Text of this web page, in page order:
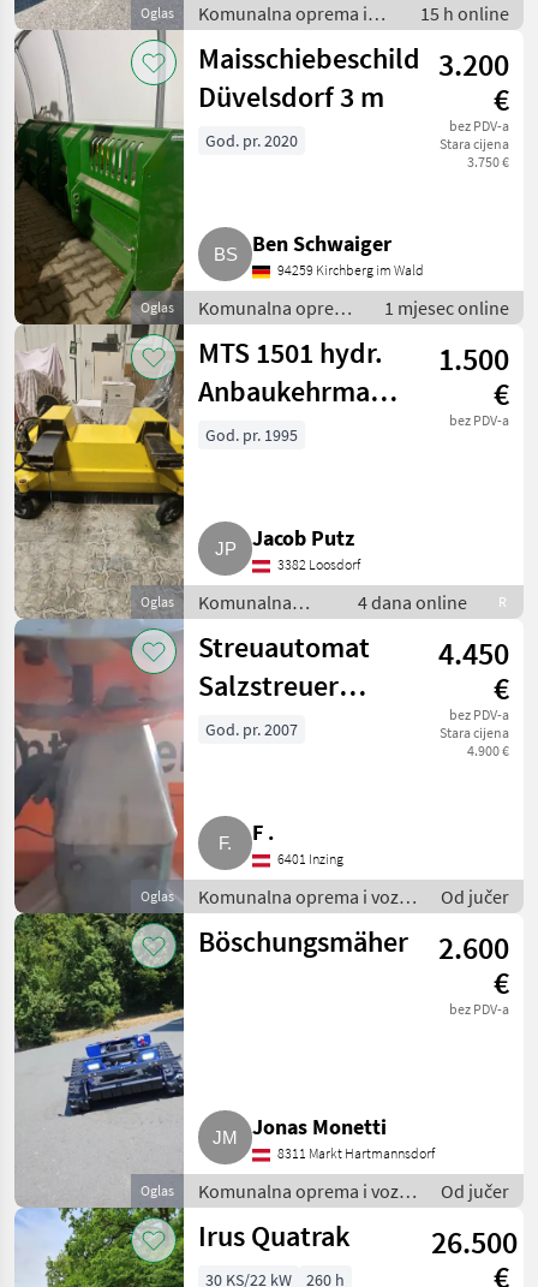
Oglas
Komunalna oprema i
vozila / Vozila za odvoz
smjeća
15 h online
Oglas
Maisschiebeschild
Düvelsdorf 3 m
3.200
€
bez PDV-a
Stara cijena
3.750 €
God. pr. 2020
Ben Schwaiger
94259 Kirchberg im Wald
Komunalna oprema
i vozila / Vozila za
odvoz smjeća
1 mjesec online
Oglas
MTS 1501 hydr.
Anbaukehrmaschine
für Stapler,
1.500
€
bez PDV-a
God. pr. 1995
Jacob Putz
3382 Loosdorf
Komunalna
oprema i vozila /
Vozila za odvoz
smjeća
4 dana online R
Oglas
Streuautomat
Salzstreuer
Gmeiner STA
4.450
€
bez PDV-a
Stara cijena
4.900 €
God. pr. 2007
F .
6401 Inzing
Komunalna oprema i vozila
/ Rasipači za sol
Od jučer
Oglas
Böschungsmäher
2.600
€
bez PDV-a
Jonas Monetti
8311 Markt Hartmannsdorf
Komunalna oprema i vozila
/ Kosilice za nagibe
Od jučer
Irus Quatrak
26.500
€
30 KS/22 kW 260 h